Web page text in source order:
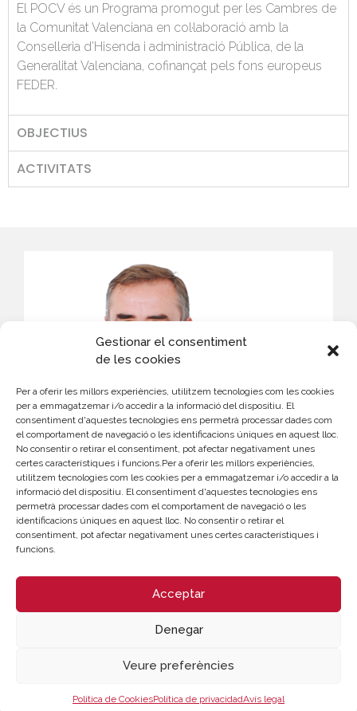
Gestionar el consentiment
de les cookies
Per a oferir les millors experiències, utilitzem tecnologies com les cookies
per a emmagatzemar i/o accedir a la informació del dispositiu. El
consentiment d'aquestes tecnologies ens permetrà processar dades com
el comportament de navegació o les identificacions úniques en aquest lloc.
No consentir o retirar el consentiment, pot afectar negativament unes
certes característiques i funcions.Per a oferir les millors experiències,
utilitzem tecnologies com les cookies per a emmagatzemar i/o accedir a la
informació del dispositiu. El consentiment d'aquestes tecnologies ens
permetrà processar dades com el comportament de navegació o les
identificacions úniques en aquest lloc. No consentir o retirar el
consentiment, pot afectar negativament unes certes característiques i
funcions.
Acceptar
Denegar
Veure preferències
Política de CookiesPolítica de privacidadAvís legal
El POCV és un Programa promogut per les Cambres de
la Comunitat Valenciana en col·laboració amb la
Conselleria d’Hisenda i administració Pública, de la
Generalitat Valenciana, cofinançat pels fons europeus
FEDER.
OBJECTIUS
ACTIVITATS
CONTACTE
Rafael Mossi
Coordinador Gestión de Proyectos
963 103 944
rmossi@camaravalencia.com